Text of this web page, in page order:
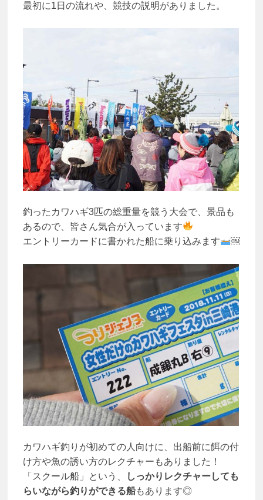
最初に1日の流れや、競技の説明がありました。
釣ったカワハギ3匹の総重量を競う大会で、景品も
あるので、皆さん気合が入っています
エントリーカードに書かれた船に乗り込みます
￼
カワハギ釣りが初めての人向けに、出船前に餌の付
け方や魚の誘い方のレクチャーもありました！
「スクール船」という、
しっかりレクチャーしても
らいながら釣りができる船もあります◎